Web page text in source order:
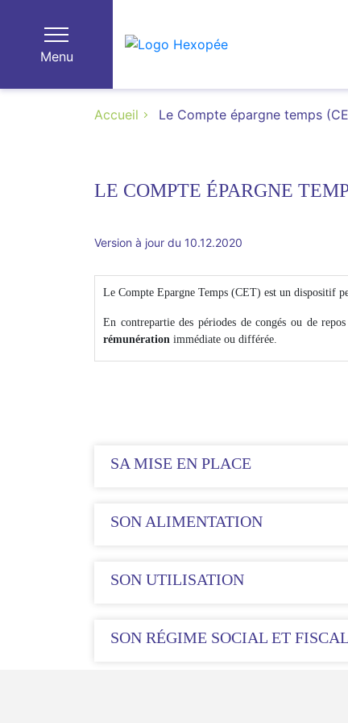
Menu
Accueil Le Compte épargne temps
LE COMPTE ÉPARGNE
Version à jour du 10.12.2020
Le Compte Epargne Temps (CET) est un dispositif
En contrepartie des périodes de congés ou de
rémunération immédiate ou différée.
SA MISE EN PLACE
SON ALIMENTATION
SON UTILISATION
SON RÉGIME SOCIAL ET FISCAL